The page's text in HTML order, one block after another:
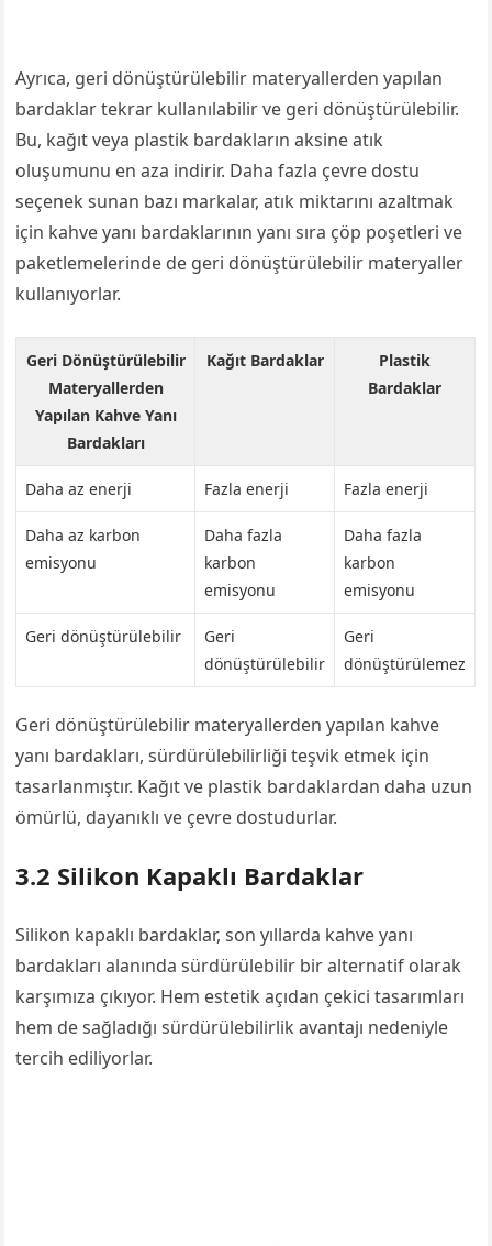
Ayrıca, geri dönüştürülebilir materyallerden yapılan
bardaklar tekrar kullanılabilir ve geri dönüştürülebilir.
Bu, kağıt veya plastik bardakların aksine atık
oluşumunu en aza indirir. Daha fazla çevre dostu
seçenek sunan bazı markalar, atık miktarını azaltmak
için kahve yanı bardaklarının yanı sıra çöp poşetleri ve
paketlemelerinde de geri dönüştürülebilir materyaller
kullanıyorlar.
Geri Dönüştürülebilir
Materyallerden
Yapılan Kahve Yanı
Bardakları
Kağıt Bardaklar
Plastik
Bardaklar
Daha az enerji Fazla enerji Fazla enerji
Daha az karbon
emisyonu
Daha fazla
karbon
emisyonu
Daha fazla
karbon
emisyonu
Geri dönüştürülebilir
Geri
dönüştürülebilir
Geri
dönüştürülemez
Geri dönüştürülebilir materyallerden yapılan kahve
yanı bardakları, sürdürülebilirliği teşvik etmek için
tasarlanmıştır. Kağıt ve plastik bardaklardan daha uzun
ömürlü, dayanıklı ve çevre dostudurlar.
3.2 Silikon Kapaklı Bardaklar
Silikon kapaklı bardaklar, son yıllarda kahve yanı
bardakları alanında sürdürülebilir bir alternatif olarak
karşımıza çıkıyor. Hem estetik açıdan çekici tasarımları
hem de sağladığı sürdürülebilirlik avantajı nedeniyle
tercih ediliyorlar.